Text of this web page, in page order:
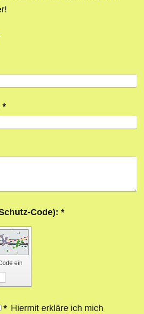
*
Captcha (Spam-Schutz-Code): *
ein
* Hiermit erkläre ich mich